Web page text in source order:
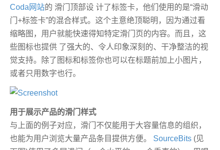
Coda网站的 滑门顶部设 计了标签卡，他们使用的是“滑动
门+标签卡”的混合样式。这个主意绝顶聪明，因为通过看
缩略图，用户就能快速得知特定滑门页的内容。而且，这
些图标也提供 了强大的、令人印象深刻的、干净整洁的视
觉支持。除了图标和标签你也可以在标题前加上小图片，
或者只用数字也行。
用于展示产品的滑门样式
与上面的例子对应，滑门不仅能用于大容量信息的组织，
也能为用户浏览大量产品条目提供方便。 SourceBits (见